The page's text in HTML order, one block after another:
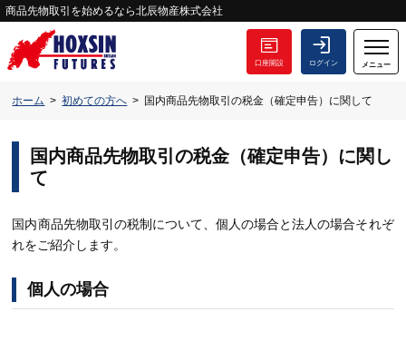
商品先物取引を始めるなら北辰物産株式会社
口座開設 ログイン メニュー
ホーム 初めての方へ 国内商品先物取引の税金（確定申告）に関して
国内商品先物取引の税金（確定申告）に関し
て
国内商品先物取引の税制について、個人の場合と法人の場合それぞ
れをご紹介します。
個人の場合